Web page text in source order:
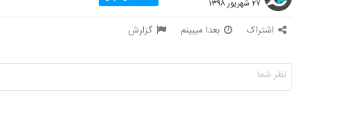
۲۷ شهریور ۱۳۹۸
اشتراک بعدا میبینم گزارش